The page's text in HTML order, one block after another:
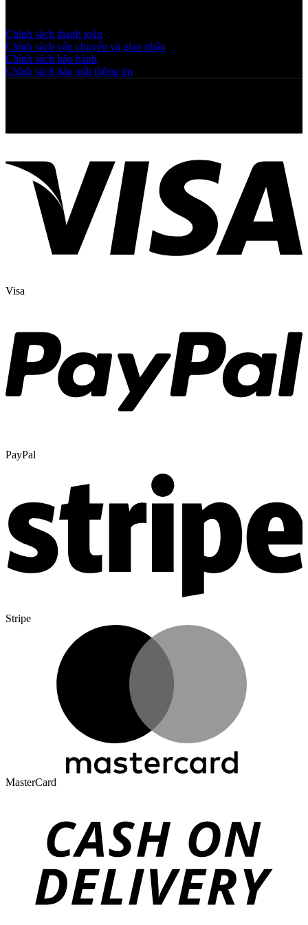
Chính sách thanh toán
Chính sách vận chuyển và giao nhận
Chính sách bảo hành
Chính sách bảo mật thông tin
Visa
PayPal
Stripe
MasterCard